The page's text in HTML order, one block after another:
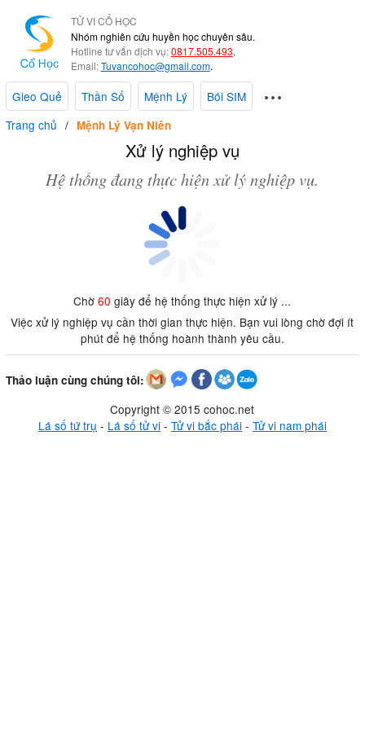
TỬ VI CỔ HỌC
Nhóm nghiên cứu huyền học chuyên sâu.
Hotline tư vấn dịch vụ:0817.505.493.
Email:Tuvancohoc@gmail.com.
Gieo Quẻ Thần Số Mệnh Lý
Bói SIM
Trang chủ
Mệnh Lý Vạn Niên
Xử lý nghiệp vụ
Hệ thống đang thực hiện xử lý nghiệp vụ.
Chờ60 giây để hệ thống thực hiện xử lý ...
Việc xử lý nghiệp vụ cần thời gian thực hiện. Bạn vui lòng chờ đợi ít
phút để hệ thống hoành thành yêu cầu.
Thảo luận cùng chúng tôi:
Copyright © 2015 cohoc.net
Lá số tứ trụ - Lá số tử vi- Tử vi bắc phái- Tử vi nam phái